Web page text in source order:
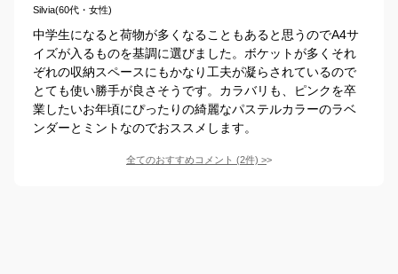
Silvia(60代・女性)
中学生になると荷物が多くなることもあると思うのでA4サ
イズが入るものを基調に選びました。ボケットが多くそれ
ぞれの収納スペースにもかなり工夫が凝らされているので
とても使い勝手が良さそうです。カラバリも、ピンクを卒
業したいお年頃にぴったりの綺麗なパステルカラーのラベ
ンダーとミントなのでおススメします。
全てのおすすめコメント (2件) >